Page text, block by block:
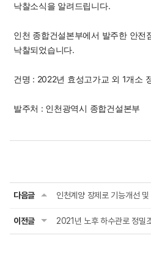
낙찰소식을 알려드립니다.
인천 종합건설본부에서 발주한 안전
낙찰되었습니다.
건명 : 2022년 효성고가교 외 1개소
발주처 : 인천광역시 종합건설본부
다음글 인천계양 장제로 기능개선
이전글 2021년 노후 하수관로 정밀